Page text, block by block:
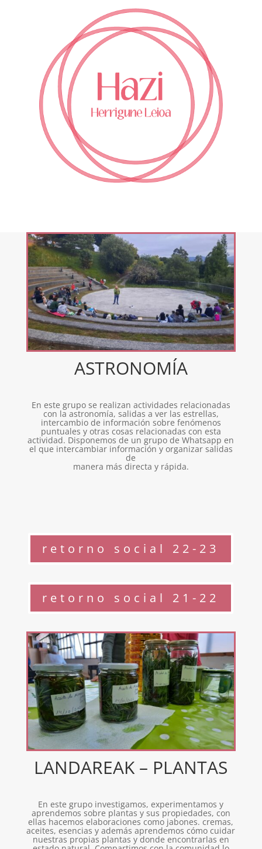
ASTRONOMÍA
En este grupo se realizan actividades relacionadas
con la astronomía, salidas a ver las estrellas,
intercambio de información sobre fenómenos
puntuales y otras cosas relacionadas con esta
actividad. Disponemos de un grupo de Whatsapp en
el que intercambiar información y organizar salidas
de
manera más directa y rápida.
retorno social 22-23
retorno social 21-22
LANDAREAK – PLANTAS
En este grupo investigamos, experimentamos y
aprendemos sobre plantas y sus propiedades, con
ellas hacemos elaboraciones como jabones. cremas,
aceites, esencias y además aprendemos cómo cuidar
nuestras propias plantas y donde encontrarlas en